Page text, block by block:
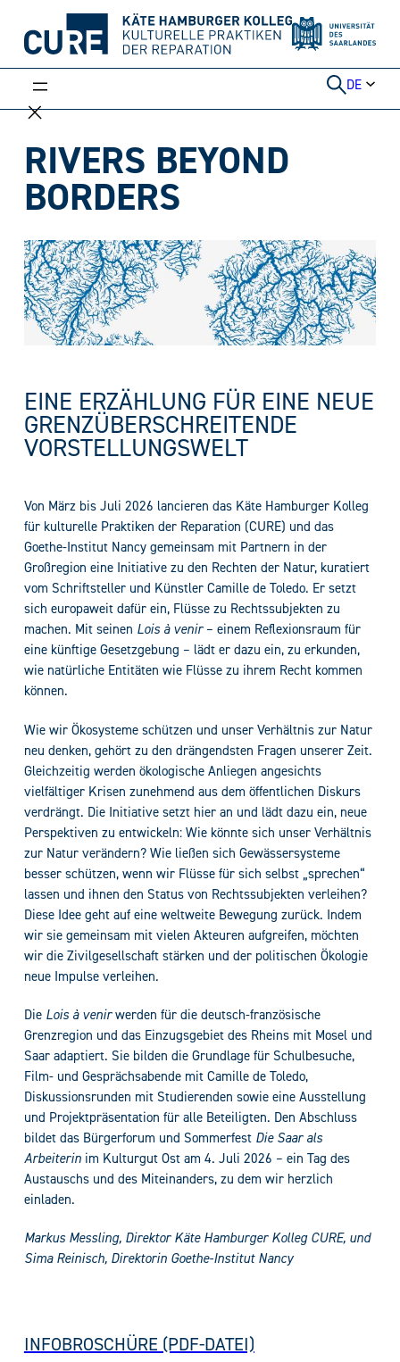
Inhalt
DE
RIVERS BEYOND
BORDERS
EINE ERZÄHLUNG FÜR EINE NEUE
GRENZÜBERSCHREITENDE
VORSTELLUNGSWELT
Von März bis Juli 2026 lancieren das Käte Hamburger Kolleg
für kulturelle Praktiken der Reparation (CURE) und das
Goethe-Institut Nancy gemeinsam mit Partnern in der
Großregion eine Initiative zu den Rechten der Natur, kuratiert
vom Schriftsteller und Künstler Camille de Toledo. Er setzt
sich europaweit dafür ein, Flüsse zu Rechtssubjekten zu
machen. Mit seinen Lois à venir– einem Reflexionsraum für
eine künftige Gesetzgebung – lädt er dazu ein, zu erkunden,
wie natürliche Entitäten wie Flüsse zu ihrem Recht kommen
können.
Wie wir Ökosysteme schützen und unser Verhältnis zur Natur
neu denken, gehört zu den drängendsten Fragen unserer Zeit.
Gleichzeitig werden ökologische Anliegen angesichts
vielfältiger Krisen zunehmend aus dem öffentlichen Diskurs
verdrängt. Die Initiative setzt hier an und lädt dazu ein, neue
Perspektiven zu entwickeln: Wie könnte sich unser Verhältnis
zur Natur verändern? Wie ließen sich Gewässersysteme
besser schützen, wenn wir Flüsse für sich selbst „sprechen“
lassen und ihnen den Status von Rechtssubjekten verleihen?
Diese Idee geht auf eine weltweite Bewegung zurück. Indem
wir sie gemeinsam mit vielen Akteuren aufgreifen, möchten
wir die Zivilgesellschaft stärken und der politischen Ökologie
neue Impulse verleihen.
Die Lois à venirwerden für die deutsch-französische
Grenzregion und das Einzugsgebiet des Rheins mit Mosel und
Saar adaptiert. Sie bilden die Grundlage für Schulbesuche,
Film- und Gesprächsabende mit Camille de Toledo,
Diskussionsrunden mit Studierenden sowie eine Ausstellung
und Projektpräsentation für alle Beteiligten. Den Abschluss
bildet das Bürgerforum und Sommerfest Die Saar als
Arbeiterinim Kulturgut Ost am 4. Juli 2026 – ein Tag des
Austauschs und des Miteinanders, zu dem wir herzlich
einladen.
Markus Messling, Direktor Käte Hamburger Kolleg CURE, und
Sima Reinisch, Direktorin Goethe-Institut Nancy
INFOBROSCHÜRE (PDF-DATEI)